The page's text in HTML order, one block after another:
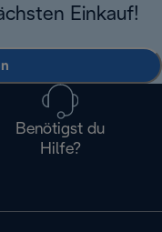
Einkauf!
Benötigst du
Hilfe?